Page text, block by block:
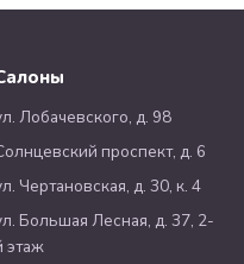
Лобачевского, д. 98
проспект, д. 6
Чертановская, д. 30, к. 4
Большая Лесная, д. 37, 2-
этаж